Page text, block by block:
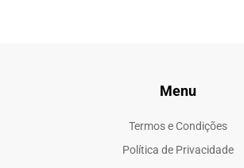
Menu
Termos e Condições
Política de Privacidade